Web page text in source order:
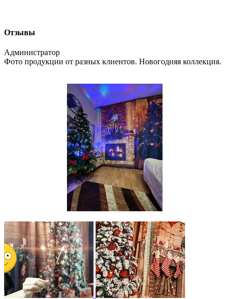
Отзывы
Администратор
Фото продукции от разных клиентов. Новогодняя коллекция.